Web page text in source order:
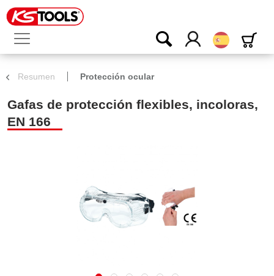
Español
Resumen Protección ocular
Gafas de protección flexibles, incoloras,
EN 166